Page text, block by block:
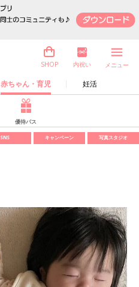
赤ちゃん・育児 妊活
SHOP 内祝い メニュー
優待パス
SNS キャンペーン 写真スタジオ